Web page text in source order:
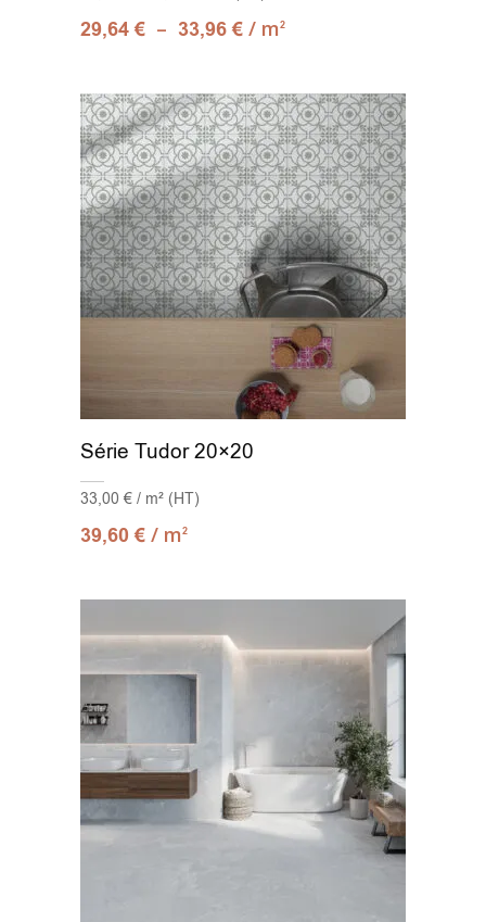
Deco Triangle 33x100(1)
Mosaic 30x30(1)
Stripes 24x75(1)
Tangram 30x30(1)
29,64€ – 33,96€ / m2
Série Tudor 20×20
33,00 € / m² (HT)
39,60€ / m2